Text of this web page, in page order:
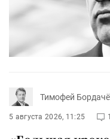
Тимофей
5 августа 2026, 11:25